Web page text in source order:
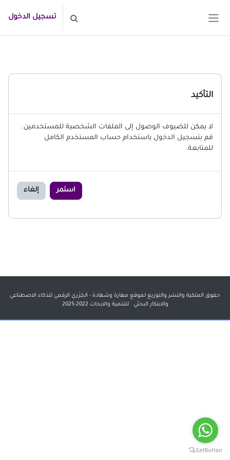
تبديل إدخال البحث
تسجيل الدخول
التأكيد
لا يمكن للضيوف الوصول إلى الملفات الشخصية للمستخدمين.
قم بتسجيل الدخول باستخدام حساب المستخدم الكامل
للمتابعة.
استمر إلغاء
حقوق الملكية والنشر والتوزيع لموقع مهارة وشهادة - الجَزَري الرقمي للذكاء الاصطناعي
والابتكار البحثي للتنمية والابحاث 2022-2025